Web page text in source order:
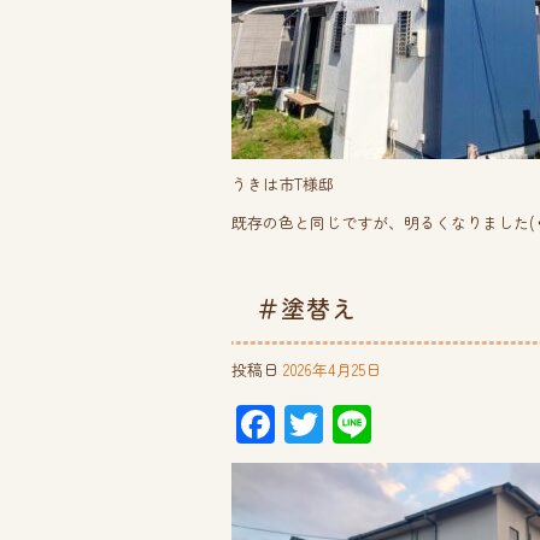
うきは市T様邸
既存の色と同じですが、明るくなりました
＃塗替え
投稿日 2026年4月25日
F
ac
e
T
wi
tt
ne